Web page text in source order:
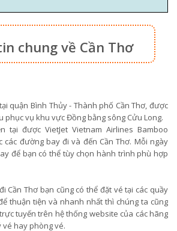
chung về Cần Thơ
quận Bình Thủy - Thành phố Cần Thơ, được
phục vụ khu vực Đồng bằng sông Cửu Long.
tại được VietJet Vietnam Airlines Bamboo
các đường bay đi và đến Cần Thơ. Mỗi ngày
để bạn có thể tùy chọn hành trình phù hợp
Cần Thơ bạn cũng có thể đặt vé tại các quầy
thuận tiện và nhanh nhất thì chúng ta cũng
tuyến trên hệ thống website của các hãng
vé hay phòng vé.